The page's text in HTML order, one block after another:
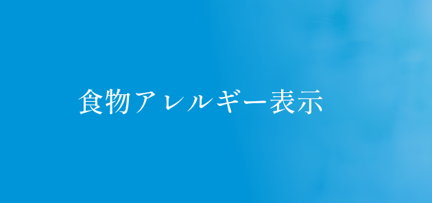
食物アレルギー表示